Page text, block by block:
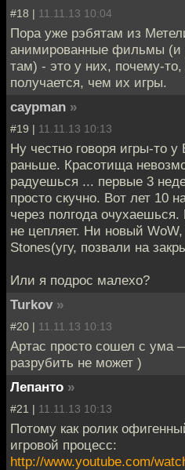
#18 | 11.11.13 10:04
Пора уже рэбятам из
анимированные фильмы (и
там) - это у них, почему-
получается, чем их игры.
caypman »
#19 | 11.11.13 10:13
Ну честно говоря игры-то
раньше. Красотища
радуешься ... первые 3
просто скучно. Вот лет 10
через полгода
не цепляет. Ни новый
Stones(угу, позвали на
Или я подрос малехо?
Turkov »
#20 | 11.11.13 10:13
Артас просто сошел с ума
разрубить не может )
Лепанто »
#21 | 11.11.13 10:13
Потому как ролик
игровой процесс:
http://www.youtube.com/